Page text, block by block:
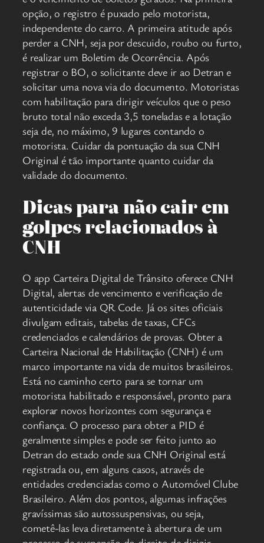
opção, o registro é puxado pelo motorista,
independente do carro. A primeira atitude após
perder a CNH, seja por descuido, roubo ou furto,
é realizar um Boletim de Ocorrência. Após
registrar o BO, o solicitante deve ir ao Detran e
solicitar uma nova via do documento. Motoristas
com habilitação para dirigir veículos que o peso
bruto total não exceda 3,5 toneladas e a lotação
seja de, no máximo, 9 lugares contando o
motorista. Cuidar da pontuação da sua CNH
Original é tão importante quanto cuidar da
validade do documento.
Dicas para não cair em
golpes relacionados à
CNH
O app Carteira Digital de Trânsito oferece CNH
Digital, alertas de vencimento e verificação de
autenticidade via QR Code. Já os sites oficiais
divulgam editais, tabelas de taxas, CFCs
credenciados e calendários de provas. Obter a
Carteira Nacional de Habilitação (CNH) é um
marco importante na vida de muitos brasileiros.
Está no caminho certo para se tornar um
motorista habilitado e responsável, pronto para
explorar novos horizontes com segurança e
confiança. O processo para obter a PID é
geralmente simples e pode ser feito junto ao
Detran do estado onde sua CNH Original está
registrada ou, em alguns casos, através de
entidades credenciadas como o Automóvel Clube
Brasileiro. Além dos pontos, algumas infrações
gravíssimas são autossuspensivas, ou seja,
cometê-las leva diretamente à abertura de um